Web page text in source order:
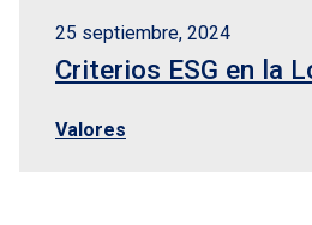
25 septiembre, 2024
Criterios ESG en la
Valores